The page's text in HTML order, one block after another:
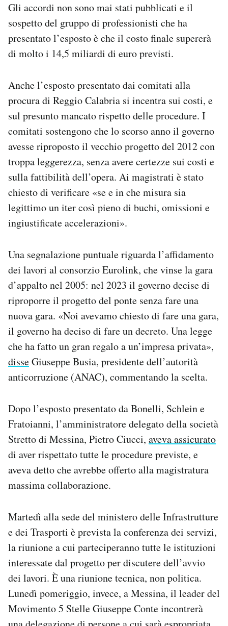
Gli accordi non sono mai stati pubblicati e il
sospetto del gruppo di professionisti che ha
presentato l’esposto è che il costo finale supererà
di molto i 14,5 miliardi di euro previsti.
Anche l’esposto presentato dai comitati alla
procura di Reggio Calabria si incentra sui costi, e
sul presunto mancato rispetto delle procedure. I
comitati sostengono che lo scorso anno il governo
avesse riproposto il vecchio progetto del 2012 con
troppa leggerezza, senza avere certezze sui costi e
sulla fattibilità dell’opera. Ai magistrati è stato
chiesto di verificare «se e in che misura sia
legittimo un iter così pieno di buchi, omissioni e
ingiustificate accelerazioni».
Una segnalazione puntuale riguarda l’affidamento
dei lavori al consorzio Eurolink, che vinse la gara
d’appalto nel 2005: nel 2023 il governo decise di
riproporre il progetto del ponte senza fare una
nuova gara. «Noi avevamo chiesto di fare una gara,
il governo ha deciso di fare un decreto. Una legge
che ha fatto un gran regalo a un’impresa privata»,
disseGiuseppe Busia, presidente dell’autorità
anticorruzione (ANAC), commentando la scelta.
Dopo l’esposto presentato da Bonelli, Schlein e
Fratoianni, l’amministratore delegato della società
Stretto di Messina, Pietro Ciucci, aveva assicurato
di aver rispettato tutte le procedure previste, e
aveva detto che avrebbe offerto alla magistratura
massima collaborazione.
Martedì alla sede del ministero delle Infrastrutture
e dei Trasporti è prevista la conferenza dei servizi,
la riunione a cui parteciperanno tutte le istituzioni
interessate dal progetto per discutere dell’avvio
dei lavori. È una riunione tecnica, non politica.
Lunedì pomeriggio, invece, a Messina, il leader del
Movimento 5 Stelle Giuseppe Conte incontrerà